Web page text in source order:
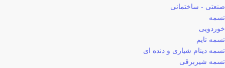
صنعتی - ساختمانی
تسمه
خوردویی
تسمه تایم
تسمه دینام شیاری و دنده ای
تسمه شیربرقی